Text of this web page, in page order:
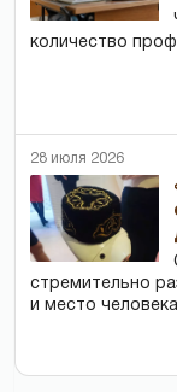
количество
28 июля 2026
стремительно
и место